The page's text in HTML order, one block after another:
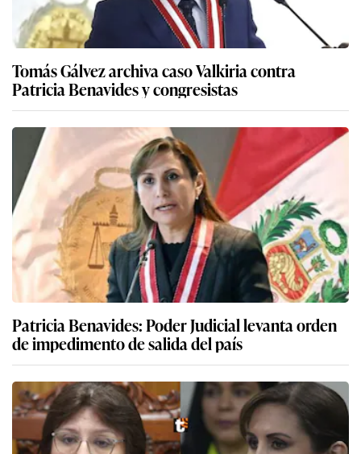
Tomás Gálvez archiva caso Valkiria contra
Patricia Benavides y congresistas
Patricia Benavides: Poder Judicial levanta orden
de impedimento de salida del país